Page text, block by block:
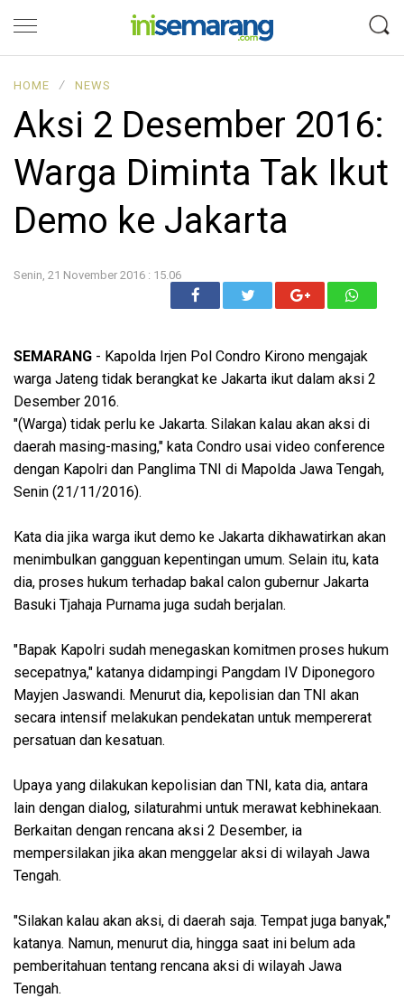
HOME ∕ NEWS
Aksi 2 Desember 2016:
Warga Diminta Tak Ikut
Demo ke Jakarta
Senin, 21 November 2016 : 15.06
SEMARANG - Kapolda Irjen Pol Condro Kirono mengajak
warga Jateng tidak berangkat ke Jakarta ikut dalam aksi 2
Desember 2016.
"(Warga) tidak perlu ke Jakarta. Silakan kalau akan aksi di
daerah masing-masing," kata Condro usai video conference
dengan Kapolri dan Panglima TNI di Mapolda Jawa Tengah,
Senin (21/11/2016).
Kata dia jika warga ikut demo ke Jakarta dikhawatirkan akan
menimbulkan gangguan kepentingan umum. Selain itu, kata
dia, proses hukum terhadap bakal calon gubernur Jakarta
Basuki Tjahaja Purnama juga sudah berjalan.
"Bapak Kapolri sudah menegaskan komitmen proses hukum
secepatnya," katanya didampingi Pangdam IV Diponegoro
Mayjen Jaswandi. Menurut dia, kepolisian dan TNI akan
secara intensif melakukan pendekatan untuk mempererat
persatuan dan kesatuan.
Upaya yang dilakukan kepolisian dan TNI, kata dia, antara
lain dengan dialog, silaturahmi untuk merawat kebhinekaan.
Berkaitan dengan rencana aksi 2 Desember, ia
mempersilakan jika akan menggelar aksi di wilayah Jawa
Tengah.
"Silakan kalau akan aksi, di daerah saja. Tempat juga banyak,"
katanya. Namun, menurut dia, hingga saat ini belum ada
pemberitahuan tentang rencana aksi di wilayah Jawa
Tengah.